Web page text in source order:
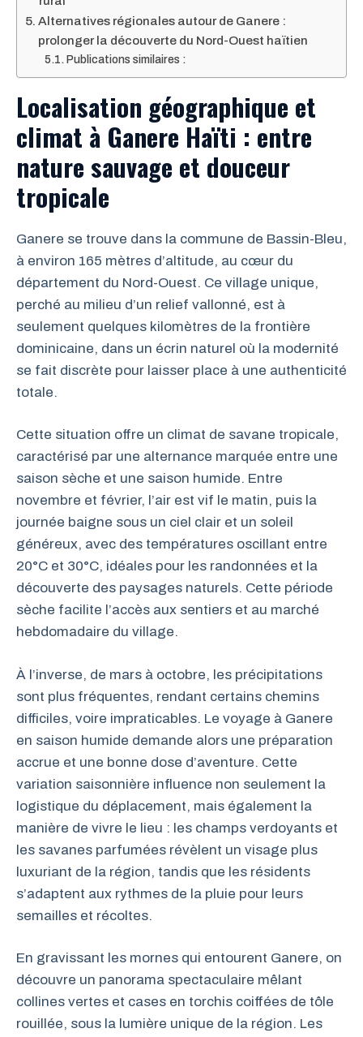
Alternatives régionales autour de Ganere :
prolonger la découverte du Nord-Ouest haïtien
Publications similaires :
Localisation géographique et
climat à Ganere Haïti : entre
nature sauvage et douceur
tropicale
Ganere se trouve dans la commune de Bassin-Bleu,
à environ 165 mètres d’altitude, au cœur du
département du Nord-Ouest. Ce village unique,
perché au milieu d’un relief vallonné, est à
seulement quelques kilomètres de la frontière
dominicaine, dans un écrin naturel où la modernité
se fait discrète pour laisser place à une authenticité
totale.
Cette situation offre un climat de savane tropicale,
caractérisé par une alternance marquée entre une
saison sèche et une saison humide. Entre
novembre et février, l’air est vif le matin, puis la
journée baigne sous un ciel clair et un soleil
généreux, avec des températures oscillant entre
20°C et 30°C, idéales pour les randonnées et la
découverte des paysages naturels. Cette période
sèche facilite l’accès aux sentiers et au marché
hebdomadaire du village.
À l’inverse, de mars à octobre, les précipitations
sont plus fréquentes, rendant certains chemins
difficiles, voire impraticables. Le voyage à Ganere
en saison humide demande alors une préparation
accrue et une bonne dose d’aventure. Cette
variation saisonnière influence non seulement la
logistique du déplacement, mais également la
manière de vivre le lieu : les champs verdoyants et
les savanes parfumées révèlent un visage plus
luxuriant de la région, tandis que les résidents
s’adaptent aux rythmes de la pluie pour leurs
semailles et récoltes.
En gravissant les mornes qui entourent Ganere, on
découvre un panorama spectaculaire mêlant
collines vertes et cases en torchis coiffées de tôle
rouillée, sous la lumière unique de la région. Les